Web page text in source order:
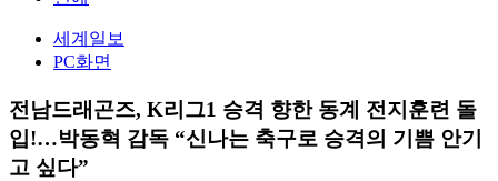
세계일보
PC화면
전남드래곤즈, K리그1 승격 향한 동계 전지훈련 돌
입!…박동혁 감독 “신나는 축구로 승격의 기쁨 안기
고 싶다”